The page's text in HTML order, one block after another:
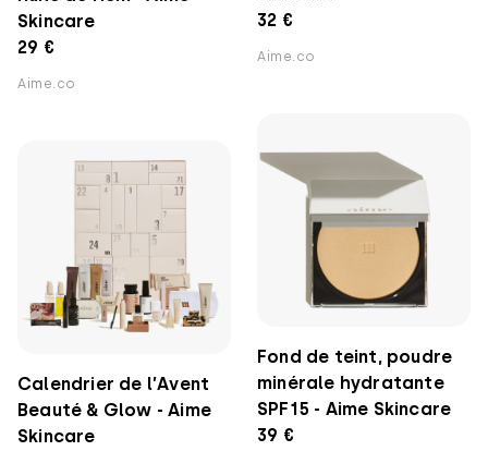
32 €
Aime.co
Skincare
29 €
Aime.co
Fond de teint, poudre
minérale hydratante
SPF15 - Aime Skincare
39 €
Calendrier de l’Avent
Beauté & Glow - Aime
Skincare